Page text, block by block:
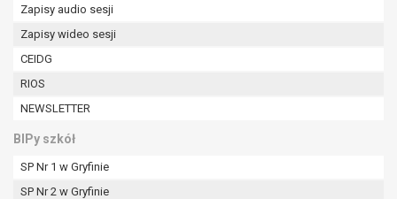
Zapisy audio sesji
Zapisy wideo sesji
CEIDG
RIOS
NEWSLETTER
BIPy szkół
SP Nr 1 w Gryfinie
SP Nr 2 w Gryfinie
obrony roszczeń.
cofnięcia tej zgody w dowolnym momencie.
przetwarzania, którego dokonano na podstawie
zgody przed jej cofnięciem.